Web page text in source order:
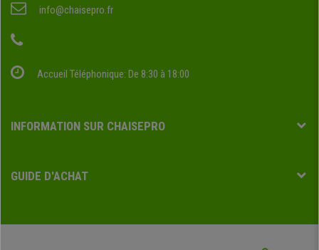
info@chaisepro.fr
Accueil Téléphonique: De 8:30 à 18:00
INFORMATION SUR CHAISEPRO
GUIDE D'ACHAT